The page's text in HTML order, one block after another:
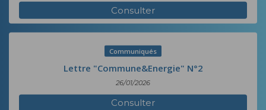
Consulter
Communiqués
Lettre "Commune&Energie" N°2
26/01/2026
Consulter